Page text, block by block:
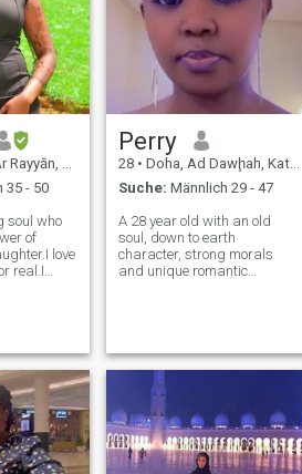
Katar
35 - 50
soul who
of
love
real.I
con
Perry
28 • Doha, Ad Dawḩah, Katar
Suche: Männlich 29 - 47
A 28 year old with an old
soul, down to earth
character, strong morals
and unique romantic
connections and embrace life
with love and purpos